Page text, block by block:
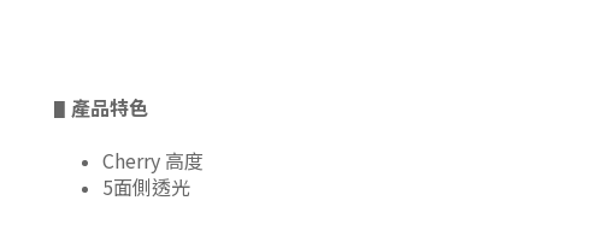
▋ 產品特色
Cherry 高度
5面側透光